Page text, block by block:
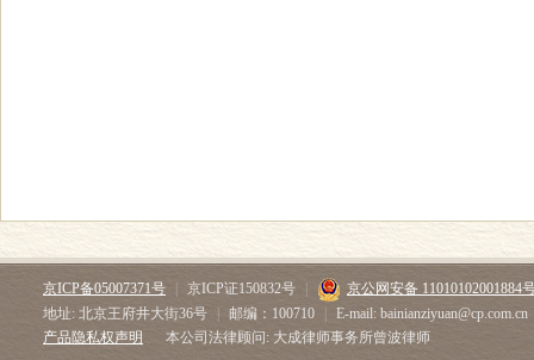
京ICP备05007371号 京ICP证150832号
京公网安备 11010102001884
地址: 北京王府井大街36号
邮编：100710
E-mail: bainianziyuan@cp.com.cn
产品隐私权声明
本公司法律顾问: 大成律师事务所曾波律师